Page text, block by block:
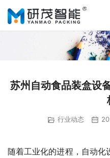
苏州自动食品装盒设
行业动态
随着工业化的进程，自动化